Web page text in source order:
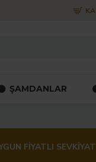
ŞAMDANLAR
FIYATLI SEVKIYAT